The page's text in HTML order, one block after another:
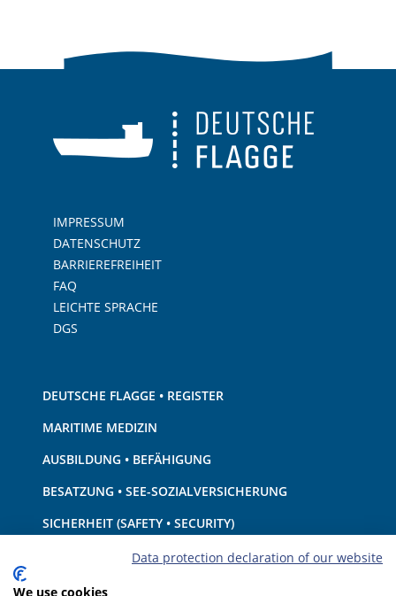
IMPRESSUM
DATENSCHUTZ
BARRIEREFREIHEIT
FAQ
LEICHTE SPRACHE
DGS
DEUTSCHE FLAGGE • REGISTER
MARITIME MEDIZIN
AUSBILDUNG • BEFÄHIGUNG
BESATZUNG • SEE-SOZIALVERSICHERUNG
SICHERHEIT (SAFETY • SECURITY)
SCHIFF • AUSRÜSTUNG
UMWELTSCHUTZ • KLIMA
Data protection declaration of our website
We use cookies